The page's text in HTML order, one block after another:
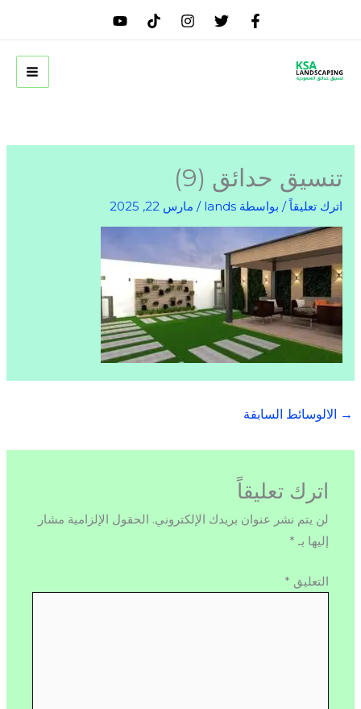
تنسيق حدائق (9)
اترك تعليقاً / بواسطة lands
/ مارس 22, 2025
→ الالوسائط السابقة
اترك تعليقاً
لن يتم نشر عنوان بريدك الإلكتروني. الحقول الإلزامية مشار
إليها بـ *
التعليق *